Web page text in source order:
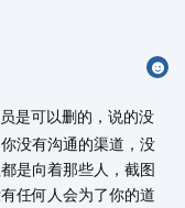
是可以删的，说的没
没有沟通的渠道，没
是向着那些人，截图
任何人会为了你的道